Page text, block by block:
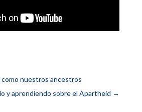
como nuestros ancestros
y aprendiendo sobre el Apartheid →